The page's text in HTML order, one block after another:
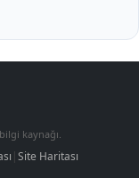
kaynağı.
|Site Haritası